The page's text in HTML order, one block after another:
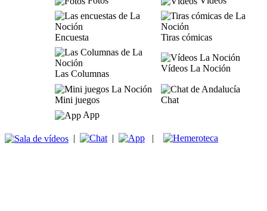
Encuesta Tiras cómicas
Las Columnas
Vídeos La Noción
Mini juegos
Chat
App
| | |